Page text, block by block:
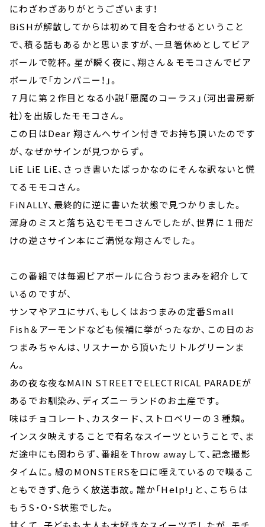
にわざわざありがとうございます！
BiSHが解散してからは初めて目を合わせるということ
で、積る話もあるかと思いますが、一旦箸休めとしてビア
ボールで乾杯。星が瞬く夜に、翔さん＆モモコさんでビア
ボールで「カンパニー！」。
７月に第２作目となる小説「悪魔のコーラス」（河出書房新
社）を出版したモモコさん。
この日はDear 翔さんへサイン付きでお持ち頂いたのです
が、なぜかサインが見つからず。
LiE LiE LiE、さっき書いたばっかなのにそんな訳ないと慌
てるモモコさん。
FiNALLY、最終的に逆に書いた状態で見つかりました。
渾身のミスと落ち込むモモコさんでしたが、世界に１冊だ
けの逆さサイン本にご満悦な翔さんでした。
この番組では毎週ビアボールに合うおつまみを紹介して
いるのですが、
サンマやアユにサバ、もしくはおつまみの定番Small
Fish＆アーモンドなども候補に挙がったなか、この日のお
つまみちゃんは、リスナーから頂いたリトルグリーンま
ん。
あの夜な夜なMAIN STREETでELECTRICAL PARADEが
あるでお馴染み、ディズニーランドのお土産です。
味はチョコレート、カスタード、ストロベリーの３種類。
インスタ映えすることで有名なスイーツということで、ま
だ途中にも関わらず、番組をThrow awayして、記念撮影
タイムに。緑のMONSTERSを口に咥えているので喋るこ
ともできず、危うく放送事故。誰か「Help!」と、こちらは
もうS・O・S状態でした。